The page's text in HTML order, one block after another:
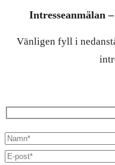
Intresseanmälan
Vänligen fyll i